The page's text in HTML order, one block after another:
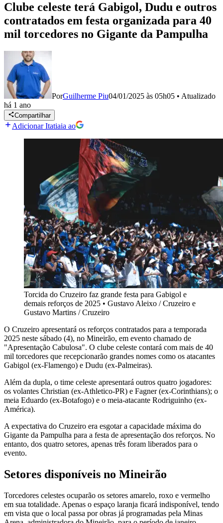
Clube celeste terá Gabigol, Dudu e outros
contratados em festa organizada para 40
mil torcedores no Gigante da Pampulha
PorGuilherme Piu04/01/2025 às 05h05 • Atualizado
há 1 ano
Compartilhar
Adicionar Itatiaia ao
Torcida do Cruzeiro faz grande festa para Gabigol e
demais reforços de 2025 • Gustavo Aleixo / Cruzeiro e
Gustavo Martins / Cruzeiro
O Cruzeiro apresentará os reforços contratados para a temporada
2025 neste sábado (4), no Mineirão, em evento chamado de
"Apresentação Cabulosa". O clube celeste contará com mais de 40
mil torcedores que recepcionarão grandes nomes como os atacantes
Gabigol (ex-Flamengo) e Dudu (ex-Palmeiras).
Além da dupla, o time celeste apresentará outros quatro jogadores:
os volantes Christian (ex-Athletico-PR) e Fagner (ex-Corinthians); o
meia Eduardo (ex-Botafogo) e o meia-atacante Rodriguinho (ex-
América).
A expectativa do Cruzeiro era esgotar a capacidade máxima do
Gigante da Pampulha para a festa de apresentação dos reforços. No
entanto, dos quatro setores, apenas três foram liberados para o
evento.
Setores disponíveis no Mineirão
Torcedores celestes ocuparão os setores amarelo, roxo e vermelho
em sua totalidade. Apenas o espaço laranja ficará indisponível, tendo
em vista que o local passa por obras já programadas pela Minas